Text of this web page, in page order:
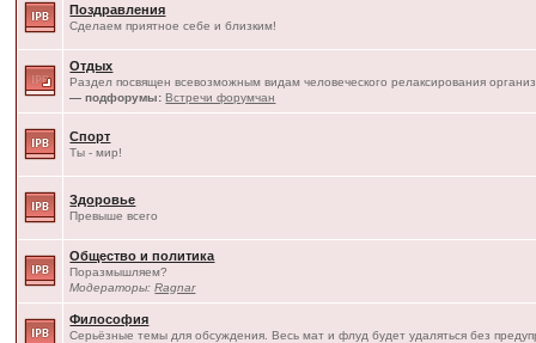
Поздравления
Сделаем приятное себе и близким!
Отдых
Раздел посвящен всевозможным видам человеческого релаксирования
— подфорумы: Встречи форумчан
Спорт
Ты - мир!
Здоровье
Превыше всего
Общество и политика
Поразмышляем?
Модераторы:Ragnar
Философия
Серьёзные темы для обсуждения. Весь мат и флуд будет удаляться без